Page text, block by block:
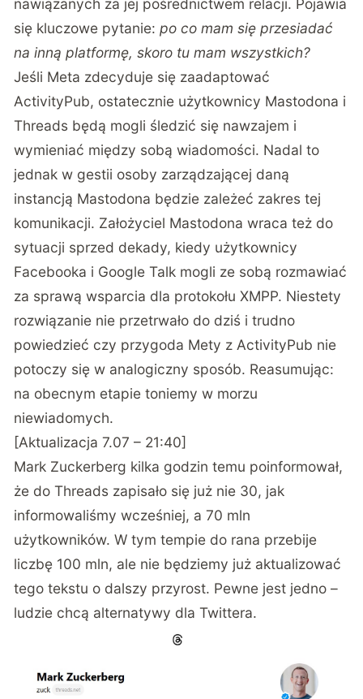
nawiązanych za jej pośrednictwem relacji. Pojawia
się kluczowe pytanie:po co mam się przesiadać
na inną platformę, skoro tu mam wszystkich?
Jeśli Meta zdecyduje się zaadaptować
ActivityPub, ostatecznie użytkownicy Mastodona i
Threads będą mogli śledzić się nawzajem i
wymieniać między sobą wiadomości. Nadal to
jednak w gestii osoby zarządzającej daną
instancją Mastodona będzie zależeć zakres tej
komunikacji. Założyciel Mastodona wraca też do
sytuacji sprzed dekady, kiedy użytkownicy
Facebooka i Google Talk mogli ze sobą rozmawiać
za sprawą wsparcia dla protokołu XMPP. Niestety
rozwiązanie nie przetrwało do dziś i trudno
powiedzieć czy przygoda Mety z ActivityPub nie
potoczy się w analogiczny sposób. Reasumując:
na obecnym etapie toniemy w morzu
niewiadomych.
[Aktualizacja 7.07 – 21:40]
Mark Zuckerberg kilka godzin temu poinformował,
że do Threads zapisało się już nie 30, jak
informowaliśmy wcześniej, a 70 mln
użytkowników. W tym tempie do rana przebije
liczbę 100 mln, ale nie będziemy już aktualizować
tego tekstu o dalszy przyrost. Pewne jest jedno –
ludzie chcą alternatywy dla Twittera.